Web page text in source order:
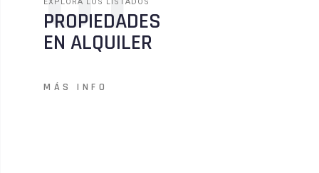
PROPIEDADES
EN ALQUILER
MÁS INFO